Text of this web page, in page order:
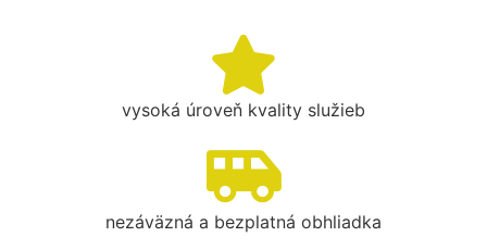
vysoká úroveň kvality služieb
nezáväzná a bezplatná obhliadka